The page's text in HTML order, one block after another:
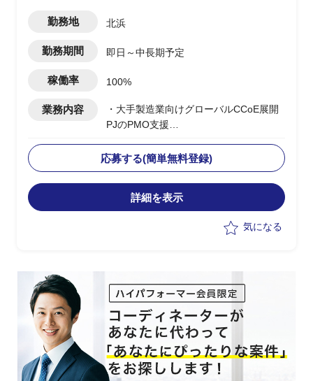
勤務地 北浜
勤務期間 即日～中長期予定
稼働率 100%
業務内容
・大手製造業向けグローバルCCoE展開
PJのPMO支援
Global/Regional階層に定義し、アジア/
欧州/北米/中国への展開を支援
・Global CCoEメンバーとして各地域の
モニタリング/管理プロセスの設計と改
・現地IT部門との調整/折衝における日本
・日本側クラウド担当との連携、各国拠
点への展開推進
応募する(簡単無料登録)
詳細を表示
気になる